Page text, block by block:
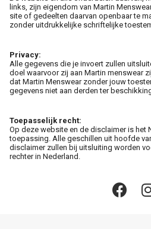
Contact
links, zijn eigendom van Martin
site of gedeelten daarvan openbaar te
zonder uitdrukkelijke schriftelijke
Privacy:
Alle gegevens die je invoert zullen
doel waarvoor zij aan Martin menswear
dat Martin Menswear zonder jouw
gegevens niet aan derden ter
Toepasselijk recht:
Op deze website en de disclaimer is het
toepassing. Alle geschillen uit hoofde
disclaimer zullen bij uitsluiting worden
rechter in Nederland.